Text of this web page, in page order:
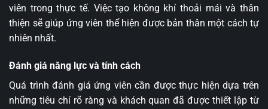
viên trong thực tế. Việc tạo không khí thoải mái và thân
thiện sẽ giúp ứng viên thể hiện được bản thân một cách tự
nhiên nhất.
Đánh giá năng lực và tính cách
Quá trình đánh giá ứng viên cần được thực hiện dựa trên
những tiêu chí rõ ràng và khách quan đã được thiết lập từ